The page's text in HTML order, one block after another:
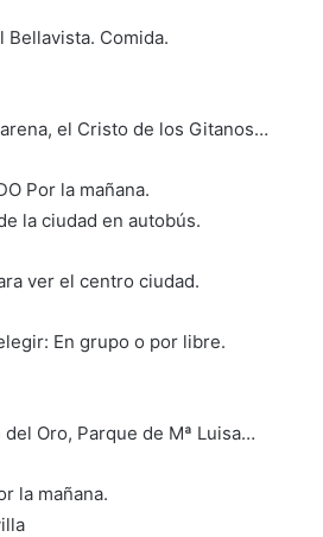
Bellavista. Comida.
el Cristo de los Gitanos…
Por la mañana.
la ciudad en autobús.
ver el centro ciudad.
En grupo o por libre.
del Oro, Parque de Mª Luisa…
la mañana.